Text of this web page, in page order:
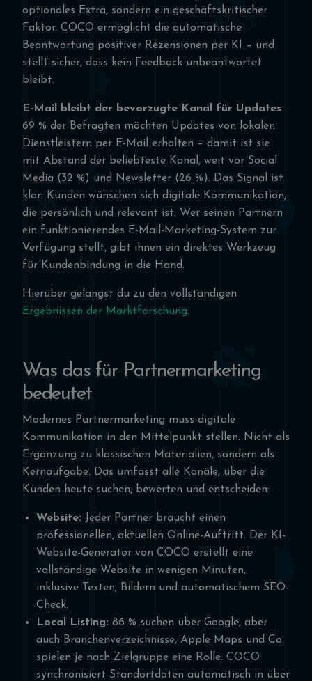
optionales Extra, sondern ein geschäftskritischer
Faktor. COCO ermöglicht die automatische
Beantwortung positiver Rezensionen per KI – und
stellt sicher, dass kein Feedback unbeantwortet
bleibt.
E-Mail bleibt der bevorzugte Kanal für Updates
69 % der Befragten möchten Updates von lokalen
Dienstleistern per E-Mail erhalten – damit ist sie
mit Abstand der beliebteste Kanal, weit vor Social
Media (32 %) und Newsletter (26 %). Das Signal ist
klar: Kunden wünschen sich digitale Kommunikation,
die persönlich und relevant ist. Wer seinen Partnern
ein funktionierendes E-Mail-Marketing-System zur
Verfügung stellt, gibt ihnen ein direktes Werkzeug
für Kundenbindung in die Hand.
Hierüber gelangst du zu den vollständigen
Ergebnissen der Marktforschung.
Was das für Partnermarketing
bedeutet
Modernes Partnermarketing muss digitale
Kommunikation in den Mittelpunkt stellen. Nicht als
Ergänzung zu klassischen Materialien, sondern als
Kernaufgabe. Das umfasst alle Kanäle, über die
Kunden heute suchen, bewerten und entscheiden:
Website: Jeder Partner braucht einen
professionellen, aktuellen Online-Auftritt. Der KI-
Website-Generator von COCO erstellt eine
vollständige Website in wenigen Minuten,
inklusive Texten, Bildern und automatischem SEO-
Check.
Local Listing: 86 % suchen über Google, aber
auch Branchenverzeichnisse, Apple Maps und Co.
spielen je nach Zielgruppe eine Rolle. COCO
synchronisiert Standortdaten automatisch in über